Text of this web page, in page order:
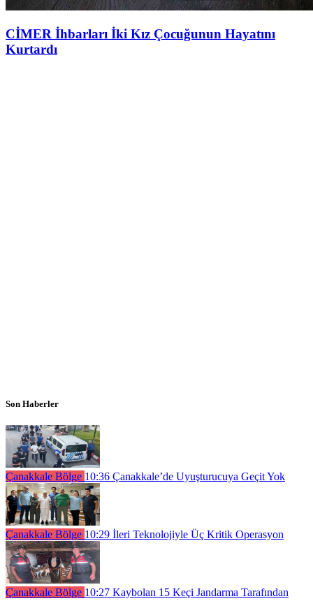
CİMER İhbarları İki Kız Çocuğunun Hayatını
Kurtardı
Son Haberler
Çanakkale Bölge 10:36 Çanakkale’de Uyuşturucuya Geçit Yok
Çanakkale Bölge 10:29 İleri Teknolojiyle Üç Kritik Operasyon
Çanakkale Bölge 10:27 Kaybolan 15 Keçi Jandarma Tarafından